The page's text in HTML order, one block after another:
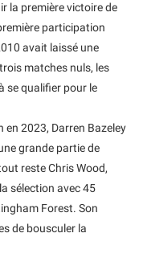
la première victoire de
participation
avait laissé une
matches nuls, les
se qualifier pour le
en 2023, Darren Bazeley
grande partie de
reste Chris Wood,
sélection avec 45
Forest. Son
de bousculer la